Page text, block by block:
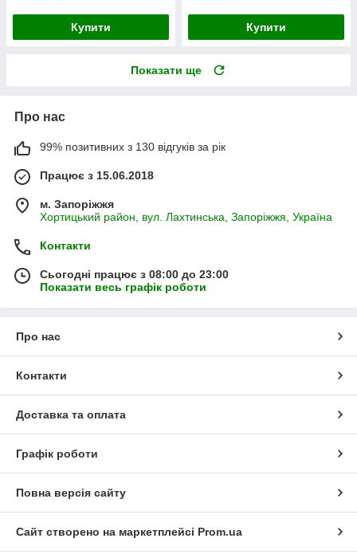
Купити Купити
Показати ще
Про нас
99% позитивних з 130 відгуків за рік
Працює з 15.06.2018
м. Запоріжжя
Хортицький район, вул. Лахтинська, Запоріжжя, Україна
Контакти
Сьогодні працює з 08:00 до 23:00
Показати весь графік роботи
Про нас
Контакти
Доставка та оплата
Графік роботи
Повна версія сайту
Сайт створено на маркетплейсі Prom.ua